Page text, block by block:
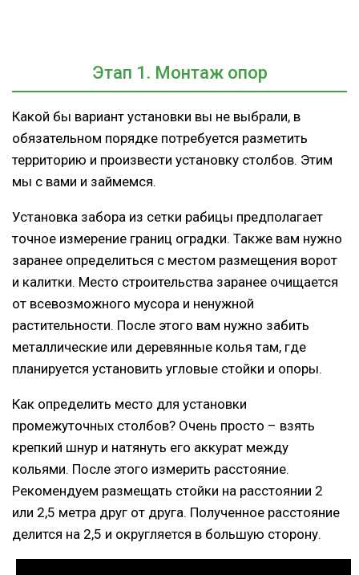
Этап 1. Монтаж опор
Какой бы вариант установки вы не выбрали, в
обязательном порядке потребуется разметить
территорию и произвести установку столбов. Этим
мы с вами и займемся.
Установка забора из сетки рабицы предполагает
точное измерение границ оградки. Также вам нужно
заранее определиться с местом размещения ворот
и калитки. Место строительства заранее очищается
от всевозможного мусора и ненужной
растительности. После этого вам нужно забить
металлические или деревянные колья там, где
планируется установить угловые стойки и опоры.
Как определить место для установки
промежуточных столбов? Очень просто – взять
крепкий шнур и натянуть его аккурат между
кольями. После этого измерить расстояние.
Рекомендуем размещать стойки на расстоянии 2
или 2,5 метра друг от друга. Полученное расстояние
делится на 2,5 и округляется в большую сторону.